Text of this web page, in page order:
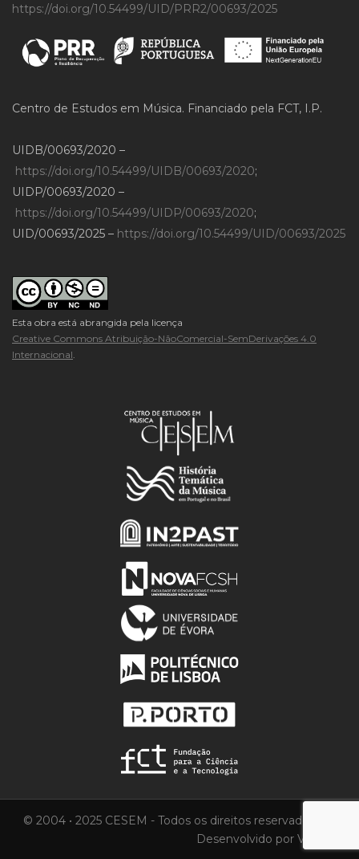
https://doi.org/10.54499/UID/PRR2/00693/2025
Centro de Estudos em Música. Financiado pela FCT, I.P.
UIDB/00693/2020 –
https://doi.org/10.54499/UIDB/00693/2020;
UIDP/00693/2020 –
https://doi.org/10.54499/UIDP/00693/2020;
UID/00693/2025 – https://doi.org/10.54499/UID/00693/2025
Esta obra está abrangida pela licença
Creative Commons Atribuição-NãoComercial-SemDerivações 4.0
Internacional
© 2004 • 2025 CESEM - Todos os direitos reservados.
Desenvolvido por Vortica